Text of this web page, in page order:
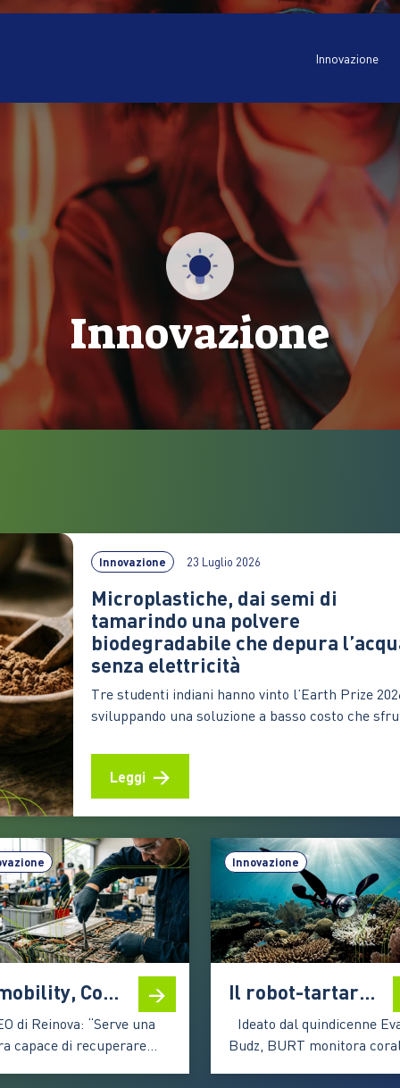
Innovazione
Innovazione
Innovazione 23 Luglio 2026
Microplastiche, dai semi di
tamarindo una polvere
biodegradabile che depura
senza elettricità
Tre studenti indiani hanno vinto l’Earth Prize
sviluppando una soluzione a basso costo che
catturare gli inquinanti. Un’idea che potrebbe
ampliare l’accesso alle tecnologie di trattamento
anche nelle aree con risorse limitate Un seme di
tamarindo, una polvere biodegradabile e un
Leggi
E-mobility, Corcione: “Le batterie agli ioni di litio sono una risorsa, non un rifiuto”
di Reinova: “Serve una
capace di recuperare
Innovazione
Il robot-tartaruga che protegge il mare con l’intelligenza artificiale
Ideato dal quindicenne
Budz, BURT monitora